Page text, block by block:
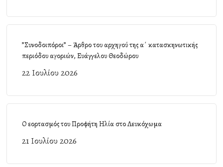
”Συνοδοιπόροι” – Άρθρο του αρχηγού της α΄ κατασκηνωτικής
περιόδου αγοριών, Ευάγγελου Θεοδώρου
22 Ιουλίου 2026
Ο εορτασμός του Προφήτη Ηλία στο Λευκόχωμα
21 Ιουλίου 2026